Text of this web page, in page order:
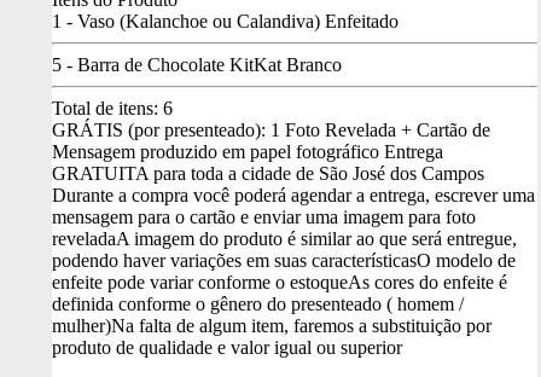
1 - Vaso (Kalanchoe ou Calandiva) Enfeitado
5 - Barra de Chocolate KitKat Branco
Total de itens: 6
GRÁTIS (por presenteado): 1 Foto Revelada + Cartão de
Mensagem produzido em papel fotográfico Entrega
GRATUITA para toda a cidade de São José dos Campos
Durante a compra você poderá agendar a entrega, escrever uma
mensagem para o cartão e enviar uma imagem para foto
reveladaA imagem do produto é similar ao que será entregue,
podendo haver variações em suas característicasO modelo de
enfeite pode variar conforme o estoqueAs cores do enfeite é
definida conforme o gênero do presenteado ( homem /
mulher)Na falta de algum item, faremos a substituição por
produto de qualidade e valor igual ou superior